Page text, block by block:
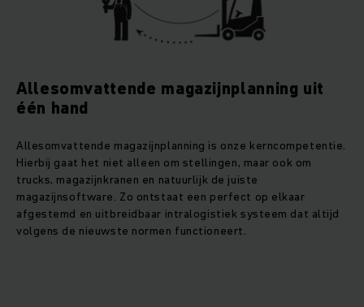
Allesomvattende magazijnplanning uit
één hand
Allesomvattende magazijnplanning is onze kerncompetentie.
Hierbij gaat het niet alleen om stellingen, maar ook om
trucks, magazijnkranen en natuurlijk de juiste
magazijnsoftware. Zo ontstaat een perfect op elkaar
afgestemd en uitbreidbaar intralogistiek systeem dat altijd
volgens de nieuwste normen functioneert.